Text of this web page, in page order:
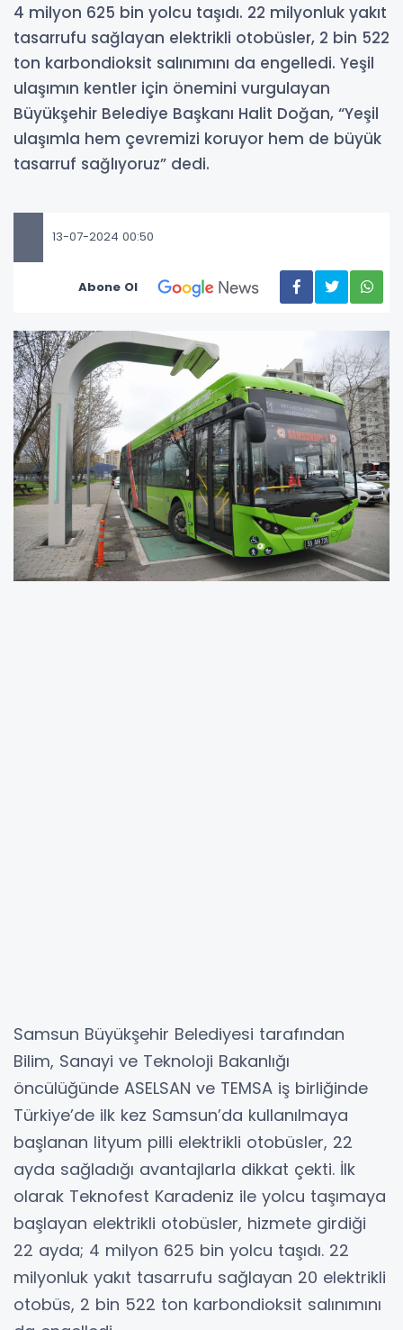
4 milyon 625 bin yolcu taşıdı. 22 milyonluk yakıt
tasarrufu sağlayan elektrikli otobüsler, 2 bin 522
ton karbondioksit salınımını da engelledi. Yeşil
ulaşımın kentler için önemini vurgulayan
Büyükşehir Belediye Başkanı Halit Doğan, “Yeşil
ulaşımla hem çevremizi koruyor hem de büyük
tasarruf sağlıyoruz” dedi.
13-07-2024 00:50
Abone Ol
Samsun Büyükşehir Belediyesi tarafından
Bilim, Sanayi ve Teknoloji Bakanlığı
öncülüğünde ASELSAN ve TEMSA iş birliğinde
Türkiye’de ilk kez Samsun’da kullanılmaya
başlanan lityum pilli elektrikli otobüsler, 22
ayda sağladığı avantajlarla dikkat çekti. İlk
olarak Teknofest Karadeniz ile yolcu taşımaya
başlayan elektrikli otobüsler, hizmete girdiği
22 ayda; 4 milyon 625 bin yolcu taşıdı. 22
milyonluk yakıt tasarrufu sağlayan 20 elektrikli
otobüs, 2 bin 522 ton karbondioksit salınımını